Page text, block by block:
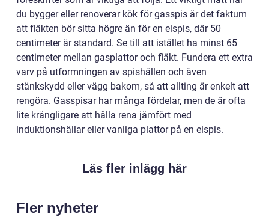
du bygger eller renoverar kök för gasspis är det faktum
att fläkten bör sitta högre än för en elspis, där 50
centimeter är standard. Se till att istället ha minst 65
centimeter mellan gasplattor och fläkt. Fundera ett extra
varv på utformningen av spishällen och även
stänkskydd eller vägg bakom, så att allting är enkelt att
rengöra. Gasspisar har många fördelar, men de är ofta
lite krångligare att hålla rena jämfört med
induktionshällar eller vanliga plattor på en elspis.
Läs fler inlägg här
Fler nyheter